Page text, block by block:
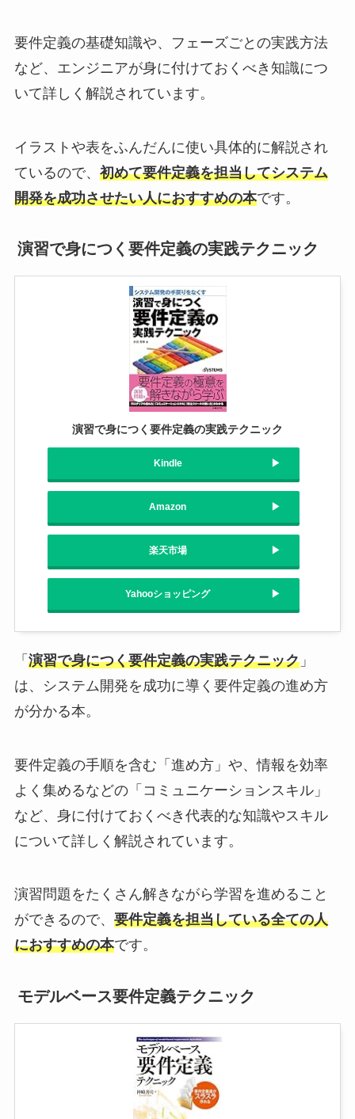
要件定義の基礎知識や、フェーズごとの実践方法
など、エンジニアが身に付けておくべき知識につ
いて詳しく解説されています。
イラストや表をふんだんに使い具体的に解説され
ているので、 初めて要件定義を担当してシステム
開発を成功させたい人におすすめの本です。
演習で身につく要件定義の実践テクニック
演習で身につく要件定義の実践テクニック
Kindle
Amazon
楽天市場
Yahooショッピング
「 演習で身につく要件定義の実践テクニック」
は、システム開発を成功に導く要件定義の進め方
が分かる本。
要件定義の手順を含む「進め方」や、情報を効率
よく集めるなどの「コミュニケーションスキル」
など、身に付けておくべき代表的な知識やスキル
について詳しく解説されています。
演習問題をたくさん解きながら学習を進めること
ができるので、 要件定義を担当している全ての人
におすすめの本です。
モデルベース要件定義テクニック